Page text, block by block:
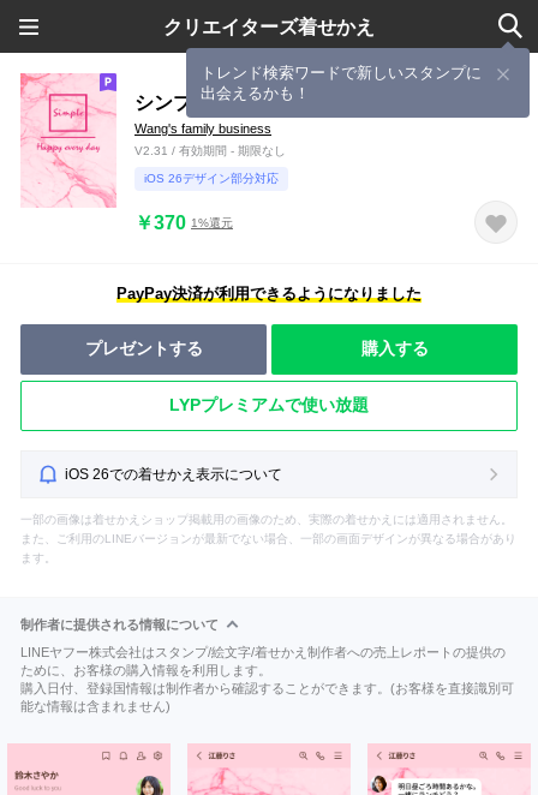
クリエイターズ着せかえ
トレンド検索ワードで新しいスタンプに
出会えるかも！
シンプルでスタイリッシュな大理石-2
Wang's family business
V2.31 / 有効期間 - 期限なし
iOS 26デザイン部分対応
￥370 1%還元
PayPay決済が利用できるようになりました
プレゼントする 購入する
LYPプレミアムで使い放題
iOS 26での着せかえ表示について
一部の画像は着せかえショップ掲載用の画像のため、実際の着せかえには適用されません。
また、ご利用のLINEバージョンが最新でない場合、一部の画面デザインが異なる場合があり
ます。
制作者に提供される情報について
LINEヤフー株式会社はスタンプ/絵文字/着せかえ制作者への売上レポートの提供の
ために、お客様の購入情報を利用します。
購入日付、登録国情報は制作者から確認することができます。(お客様を直接識別可
能な情報は含まれません)